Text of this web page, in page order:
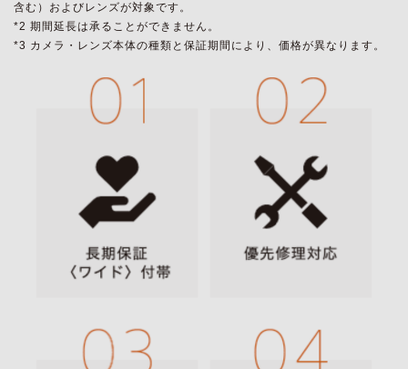
含む）およびレンズが対象です。
*2 期間延長は承ることができません。
*3 カメラ・レンズ本体の種類と保証期間により、価格が異なります。